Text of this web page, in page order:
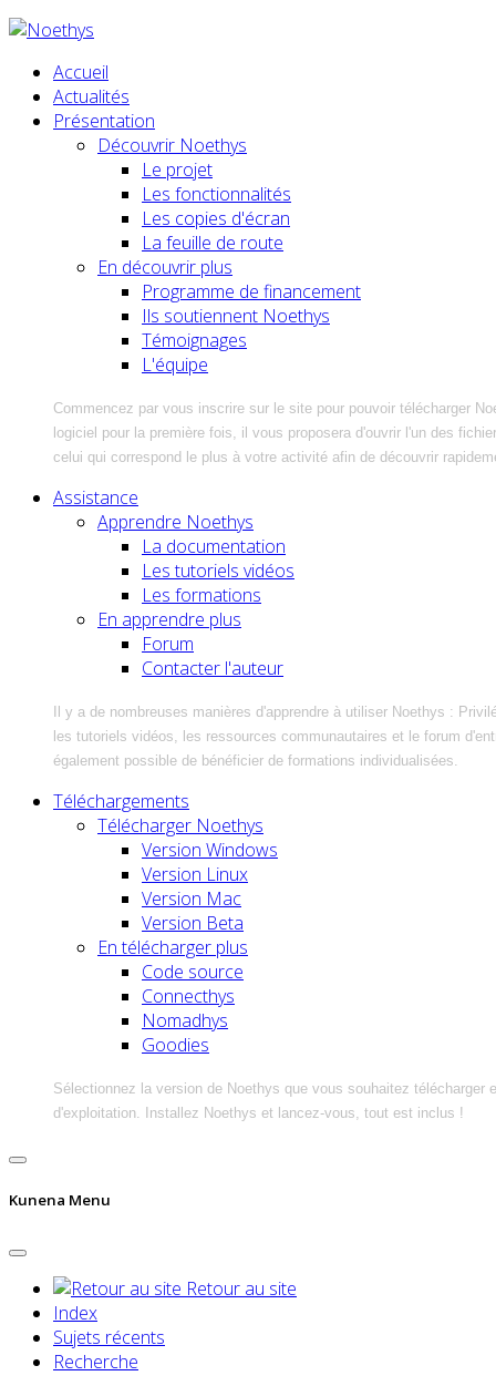
Accueil
Actualités
Présentation
Découvrir Noethys
Le projet
Les fonctionnalités
Les copies d'écran
La feuille de route
En découvrir plus
Programme de financement
Ils soutiennent Noethys
Témoignages
L'équipe
Commencez par vous inscrire sur le site pour pouvoir télécharger
logiciel pour la première fois, il vous proposera d'ouvrir l'un des
celui qui correspond le plus à votre activité afin de découvrir
Assistance
Apprendre Noethys
La documentation
Les tutoriels vidéos
Les formations
En apprendre plus
Forum
Contacter l'auteur
Il y a de nombreuses manières d'apprendre à utiliser Noethys :
les tutoriels vidéos, les ressources communautaires et le forum
également possible de bénéficier de formations individualisées.
Téléchargements
Télécharger Noethys
Version Windows
Version Linux
Version Mac
Version Beta
En télécharger plus
Code source
Connecthys
Nomadhys
Goodies
Sélectionnez la version de Noethys que vous souhaitez télécharger
d'exploitation. Installez Noethys et lancez-vous, tout est inclus !
Kunena Menu
Retour au site
Index
Sujets récents
Recherche